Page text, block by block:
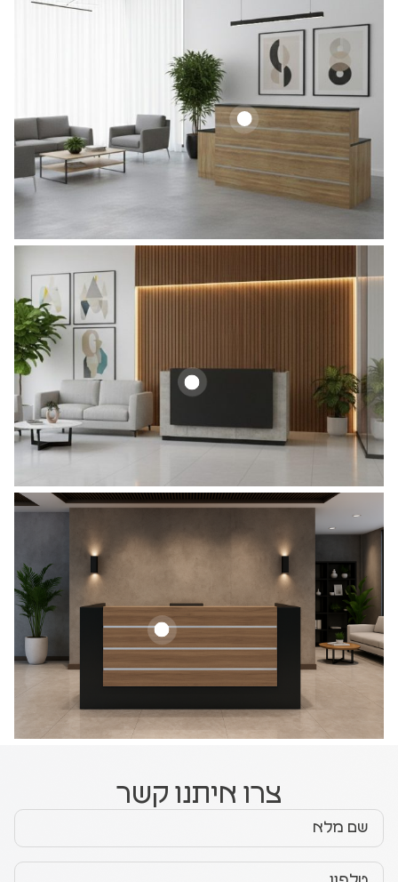
צרו איתנו קשר